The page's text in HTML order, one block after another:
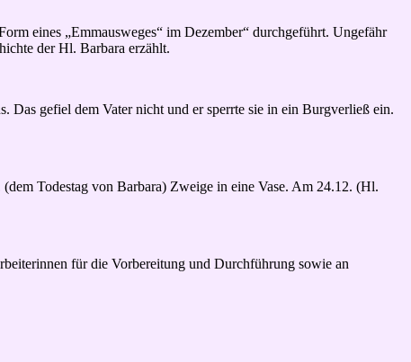
eines „Emmausweges“ im Dezember“ durchgeführt. Ungefähr
der Hl. Barbara erzählt.
Das gefiel dem Vater nicht und er sperrte sie in ein Burgverließ ein.
Todestag von Barbara) Zweige in eine Vase. Am 24.12. (Hl.
für die Vorbereitung und Durchführung sowie an